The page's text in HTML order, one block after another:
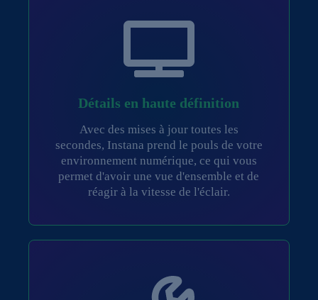
Détails en haute définition
Avec des mises à jour toutes les
secondes, Instana prend le pouls de votre
environnement numérique, ce qui vous
permet d'avoir une vue d'ensemble et de
réagir à la vitesse de l'éclair.